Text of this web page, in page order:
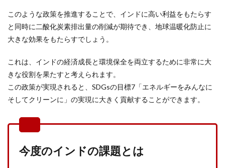
このような政策を推進することで、インドに高い利益をもたらす
と同時に二酸化炭素排出量の削減が期待でき、地球温暖化防止に
大きな効果をもたらすでしょう。
これは、インドの経済成長と環境保全を両立するために非常に大
きな役割を果たすと考えられます。
この政策が実現されると、SDGsの目標7「エネルギーをみんなに
そしてクリーンに」の実現に大きく貢献することができます。
今度のインドの課題とは